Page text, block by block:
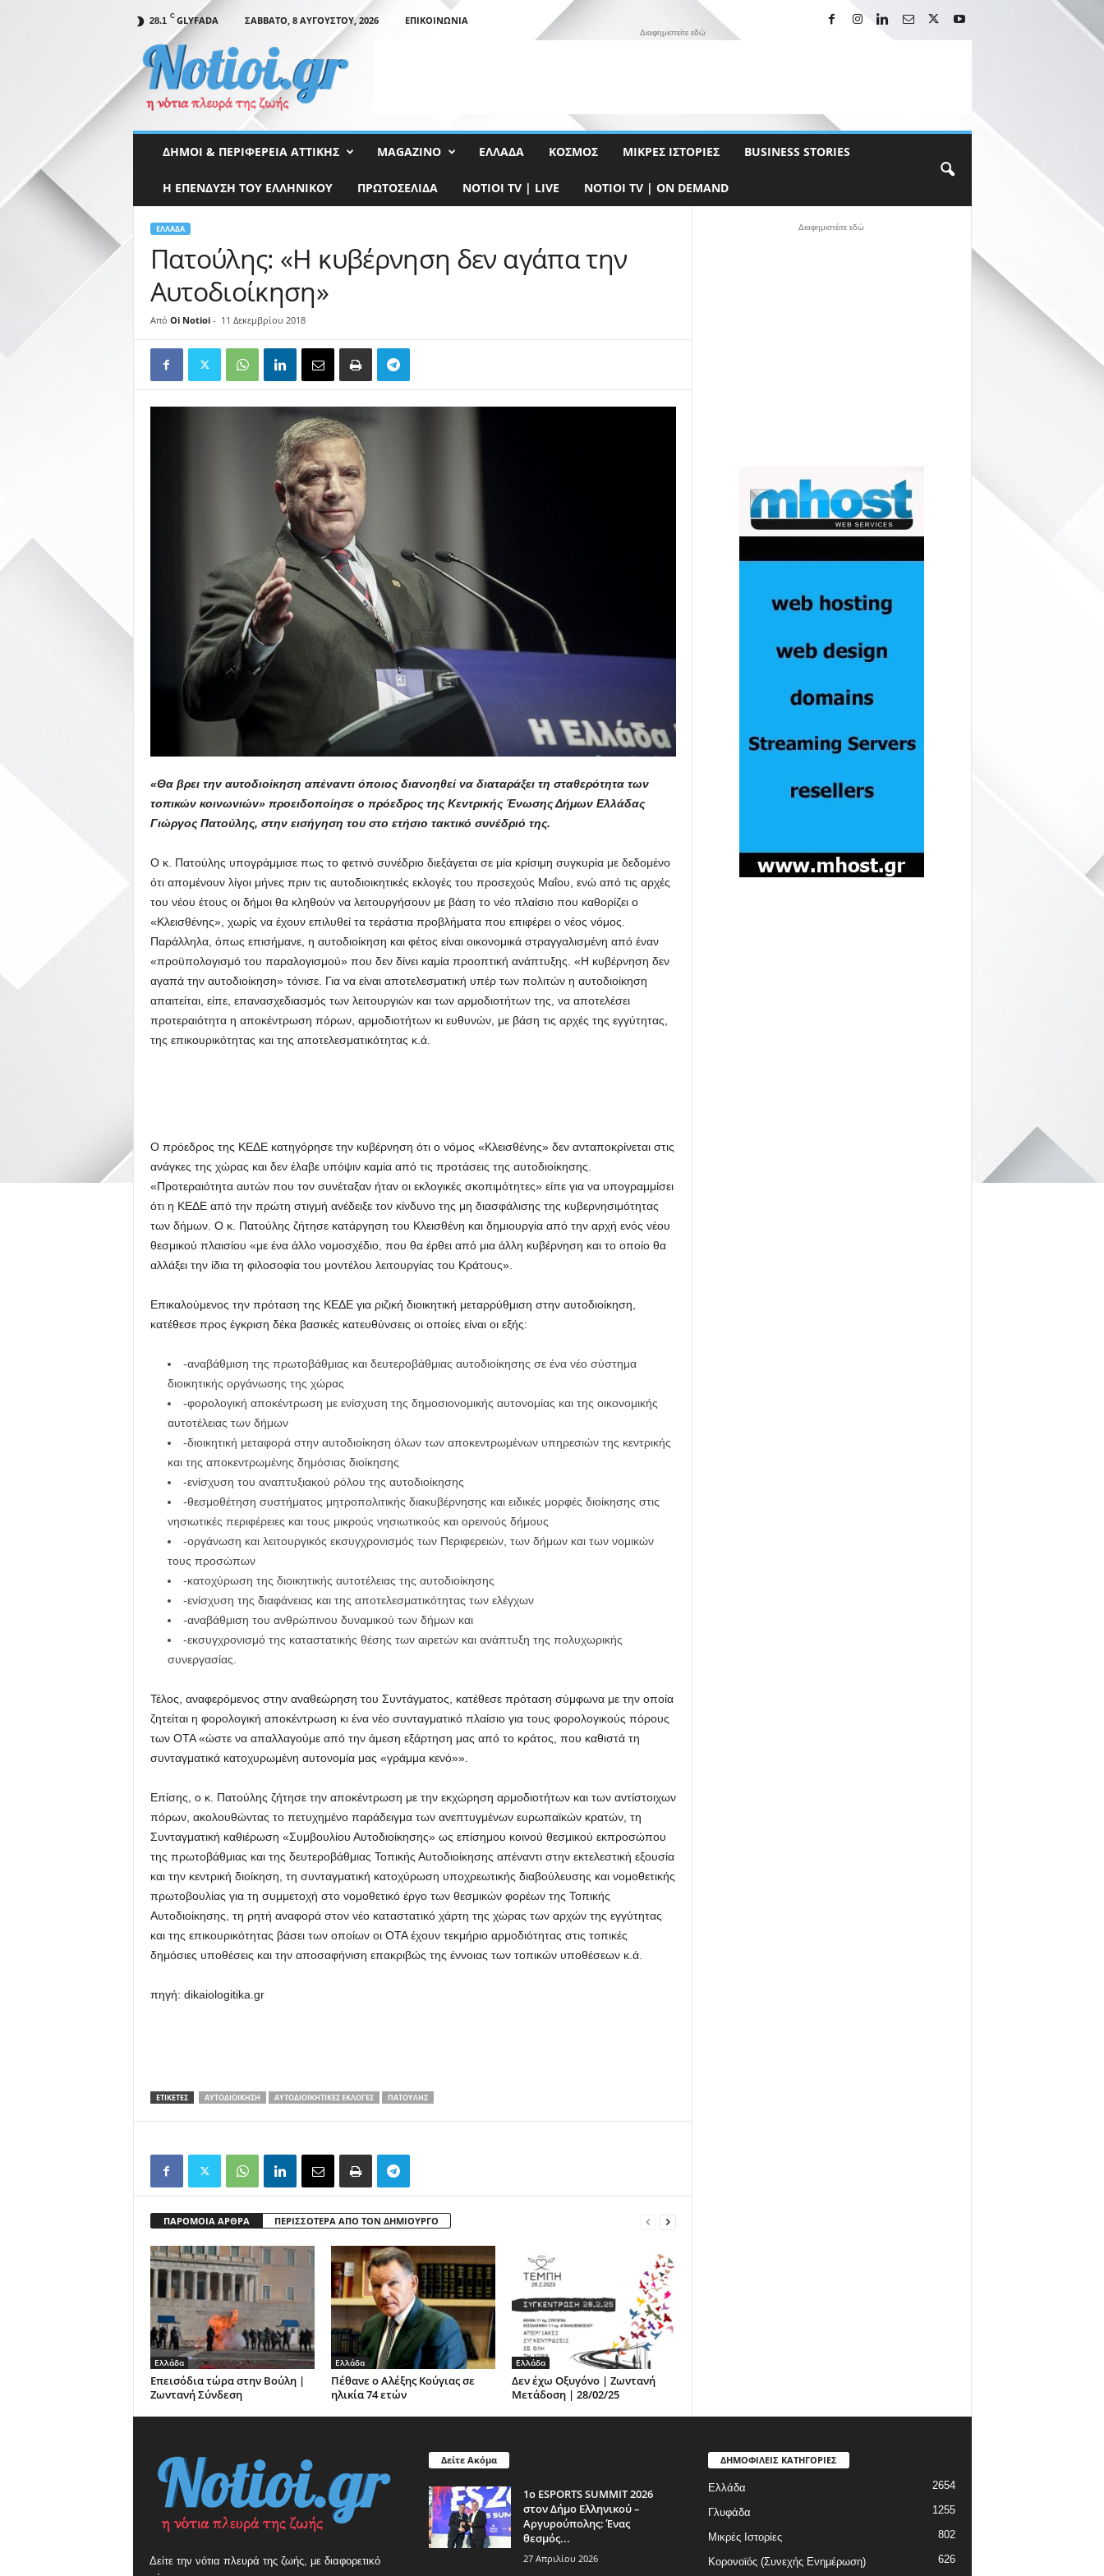
28.1 C GLYFADA ΣΆΒΒΑΤΟ, 8 ΑΥΓΟΎΣΤΟΥ, 2026
ΕΠΙΚΟΙΝΩΝΊΑ
t
Διαφημιστείτε εδώ
ΔΉΜΟΙ & ΠΕΡΙΦΈΡΕΙΑ ΑΤΤΙΚΉΣ MAGAZINO ΕΛΛΆΔΑ ΚΌΣΜΟΣ ΜΙΚΡΈΣ ΙΣΤΟΡΊΕΣ BUSINESS STORIES
Η ΕΠΕΝΔΥΣΗ ΤΟΥ ΕΛΛΗΝΙΚΟΥ ΠΡΩΤΟΣΈΛΙΔΑ NOTIOI TV | LIVE NOTIOI TV | ON DEMAND
ΕΛΛΆΔΑ
Πατούλης: «Η κυβέρνηση δεν αγάπα την
Αυτοδιοίκηση»
Από Oi Notioi- 11 Δεκεμβρίου 2018
«Θα βρει την αυτοδιοίκηση απέναντι όποιος διανοηθεί να διαταράξει τη σταθερότητα των
τοπικών κοινωνιών» προειδοποίησε ο πρόεδρος της Κεντρικής Ένωσης Δήμων Ελλάδας
Γιώργος Πατούλης, στην εισήγηση του στο ετήσιο τακτικό συνέδριό της.
Ο κ. Πατούλης υπογράμμισε πως το φετινό συνέδριο διεξάγεται σε μία κρίσιμη συγκυρία με δεδομένο
ότι απομένουν λίγοι μήνες πριν τις αυτοδιοικητικές εκλογές του προσεχούς Μαΐου, ενώ από τις αρχές
του νέου έτους οι δήμοι θα κληθούν να λειτουργήσουν με βάση το νέο πλαίσιο που καθορίζει ο
«Κλεισθένης», χωρίς να έχουν επιλυθεί τα τεράστια προβλήματα που επιφέρει ο νέος νόμος.
Παράλληλα, όπως επισήμανε, η αυτοδιοίκηση και φέτος είναι οικονομικά στραγγαλισμένη από έναν
«προϋπολογισμό του παραλογισμού» που δεν δίνει καμία προοπτική ανάπτυξης. «Η κυβέρνηση δεν
αγαπά την αυτοδιοίκηση» τόνισε. Για να είναι αποτελεσματική υπέρ των πολιτών η αυτοδιοίκηση
απαιτείται, είπε, επανασχεδιασμός των λειτουργιών και των αρμοδιοτήτων της, να αποτελέσει
προτεραιότητα η αποκέντρωση πόρων, αρμοδιοτήτων κι ευθυνών, με βάση τις αρχές της εγγύτητας,
της επικουρικότητας και της αποτελεσματικότητας κ.ά.
Ο πρόεδρος της ΚΕΔΕ κατηγόρησε την κυβέρνηση ότι ο νόμος «Κλεισθένης» δεν ανταποκρίνεται στις
ανάγκες της χώρας και δεν έλαβε υπόψιν καμία από τις προτάσεις της αυτοδιοίκησης.
«Προτεραιότητα αυτών που τον συνέταξαν ήταν οι εκλογικές σκοπιμότητες» είπε για να υπογραμμίσει
ότι η ΚΕΔΕ από την πρώτη στιγμή ανέδειξε τον κίνδυνο της μη διασφάλισης της κυβερνησιμότητας
των δήμων. Ο κ. Πατούλης ζήτησε κατάργηση του Κλεισθένη και δημιουργία από την αρχή ενός νέου
θεσμικού πλαισίου «με ένα άλλο νομοσχέδιο, που θα έρθει από μια άλλη κυβέρνηση και το οποίο θα
αλλάξει την ίδια τη φιλοσοφία του μοντέλου λειτουργίας του Κράτους».
Επικαλούμενος την πρόταση της ΚΕΔΕ για ριζική διοικητική μεταρρύθμιση στην αυτοδιοίκηση,
κατέθεσε προς έγκριση δέκα βασικές κατευθύνσεις οι οποίες είναι οι εξής:
-αναβάθμιση της πρωτοβάθμιας και δευτεροβάθμιας αυτοδιοίκησης σε ένα νέο σύστημα
διοικητικής οργάνωσης της χώρας
-φορολογική αποκέντρωση με ενίσχυση της δημοσιονομικής αυτονομίας και της οικονομικής
αυτοτέλειας των δήμων
-διοικητική μεταφορά στην αυτοδιοίκηση όλων των αποκεντρωμένων υπηρεσιών της κεντρικής
και της αποκεντρωμένης δημόσιας διοίκησης
-ενίσχυση του αναπτυξιακού ρόλου της αυτοδιοίκησης
-θεσμοθέτηση συστήματος μητροπολιτικής διακυβέρνησης και ειδικές μορφές διοίκησης στις
νησιωτικές περιφέρειες και τους μικρούς νησιωτικούς και ορεινούς δήμους
-οργάνωση και λειτουργικός εκσυγχρονισμός των Περιφερειών, των δήμων και των νομικών
τους προσώπων
-κατοχύρωση της διοικητικής αυτοτέλειας της αυτοδιοίκησης
-ενίσχυση της διαφάνειας και της αποτελεσματικότητας των ελέγχων
-αναβάθμιση του ανθρώπινου δυναμικού των δήμων και
-εκσυγχρονισμό της καταστατικής θέσης των αιρετών και ανάπτυξη της πολυχωρικής
συνεργασίας.
Τέλος, αναφερόμενος στην αναθεώρηση του Συντάγματος, κατέθεσε πρόταση σύμφωνα με την οποία
ζητείται η φορολογική αποκέντρωση κι ένα νέο συνταγματικό πλαίσιο για τους φορολογικούς πόρους
των ΟΤΑ «ώστε να απαλλαγούμε από την άμεση εξάρτηση μας από το κράτος, που καθιστά τη
συνταγματικά κατοχυρωμένη αυτονομία μας «γράμμα κενό»».
Επίσης, ο κ. Πατούλης ζήτησε την αποκέντρωση με την εκχώρηση αρμοδιοτήτων και των αντίστοιχων
πόρων, ακολουθώντας το πετυχημένο παράδειγμα των ανεπτυγμένων ευρωπαϊκών κρατών, τη
Συνταγματική καθιέρωση «Συμβουλίου Αυτοδιοίκησης» ως επίσημου κοινού θεσμικού εκπροσώπου
της πρωτοβάθμιας και της δευτεροβάθμιας Τοπικής Αυτοδιοίκησης απέναντι στην εκτελεστική εξουσία
και την κεντρική διοίκηση, τη συνταγματική κατοχύρωση υποχρεωτικής διαβούλευσης και νομοθετικής
πρωτοβουλίας για τη συμμετοχή στο νομοθετικό έργο των θεσμικών φορέων της Τοπικής
Αυτοδιοίκησης, τη ρητή αναφορά στον νέο καταστατικό χάρτη της χώρας των αρχών της εγγύτητας
και της επικουρικότητας βάσει των οποίων οι ΟΤΑ έχουν τεκμήριο αρμοδιότητας στις τοπικές
δημόσιες υποθέσεις και την αποσαφήνιση επακριβώς της έννοιας των τοπικών υποθέσεων κ.ά.
πηγή: dikaiologitika.gr
ΕΤΙΚΕΤΕΣ ΑΥΤΟΔΙΟΊΚΗΣΗ ΑΥΤΟΔΙΟΙΚΗΤΙΚΈΣ ΕΚΛΟΓΈΣ ΠΑΤΟΎΛΗΣ
ΠΑΡΟΜΟΙΑ ΑΡΘΡΑ ΠΕΡΙΣΣΟΤΕΡΑ ΑΠΟ ΤΟΝ ΔΗΜΙΟΥΡΓΟ
Ελλάδα
Επεισόδια τώρα στην Βούλη |
Ζωντανή Σύνδεση
Ελλάδα
Πέθανε ο Αλέξης Κούγιας σε
ηλικία 74 ετών
Ελλάδα
Δεν έχω Οξυγόνο | Ζωντανή
Μετάδοση | 28/02/25
Διαφημιστέιτε εδώ
Δείτε την νότια πλευρά της ζωής, με διαφορετικό
Δείτε Ακόμα
1ο ESPORTS SUMMIT 2026
στον Δήμο Ελληνικού –
Αργυρούπολης: Ένας
θεσμός...
27 Απριλίου 2026
ΔΗΜΟΦΙΛΕΙΣ ΚΑΤΗΓΟΡΙΕΣ
Ελλάδα 2654
Γλυφάδα 1255
Μικρές Ιστορίες 802
Κορονοϊός (Συνεχής Ενημέρωση) 626